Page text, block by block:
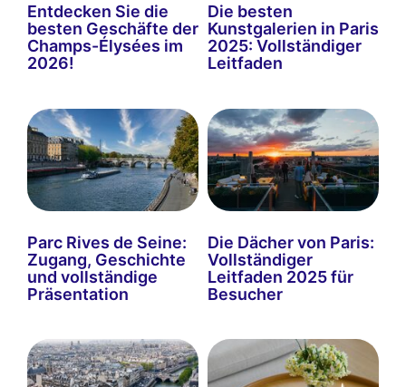
Entdecken Sie die
besten Geschäfte der
Champs-Élysées im
2026!
Die besten
Kunstgalerien in Paris
2025: Vollständiger
Leitfaden
Parc Rives de Seine:
Zugang, Geschichte
und vollständige
Präsentation
Die Dächer von Paris:
Vollständiger
Leitfaden 2025 für
Besucher